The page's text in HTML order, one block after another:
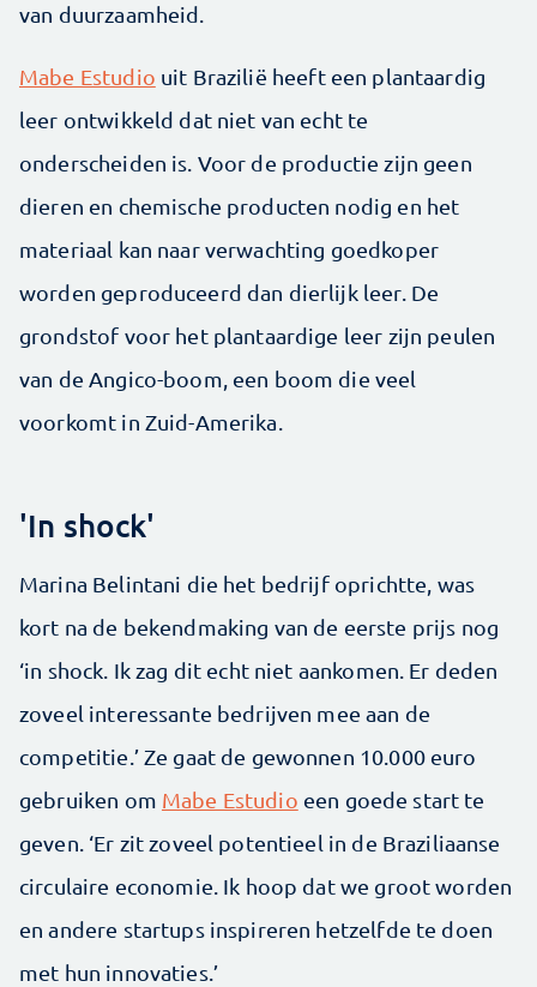
van duurzaamheid.
Mabe Estudio uit Brazilië heeft een plantaardig
leer ontwikkeld dat niet van echt te
onderscheiden is. Voor de productie zijn geen
dieren en chemische producten nodig en het
materiaal kan naar verwachting goedkoper
worden geproduceerd dan dierlijk leer. De
grondstof voor het plantaardige leer zijn peulen
van de Angico-boom, een boom die veel
voorkomt in Zuid-Amerika.
'In shock'
Marina Belintani die het bedrijf oprichtte, was
kort na de bekendmaking van de eerste prijs nog
‘in shock. Ik zag dit echt niet aankomen. Er deden
zoveel interessante bedrijven mee aan de
competitie.’ Ze gaat de gewonnen 10.000 euro
gebruiken om Mabe Estudio een goede start te
geven. ‘Er zit zoveel potentieel in de Braziliaanse
circulaire economie. Ik hoop dat we groot worden
en andere startups inspireren hetzelfde te doen
met hun innovaties.’